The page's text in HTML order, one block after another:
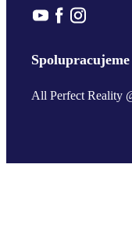
Spolupracujeme
All Perfect Reality